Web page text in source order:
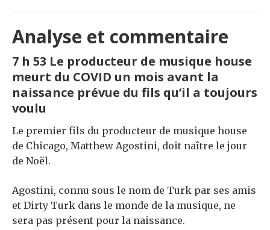
Analyse et commentaire
7 h 53 Le producteur de musique house
meurt du COVID un mois avant la
naissance prévue du fils qu’il a toujours
voulu
Le premier fils du producteur de musique house
de Chicago, Matthew Agostini, doit naître le jour
de Noël.
Agostini, connu sous le nom de Turk par ses amis
et Dirty Turk dans le monde de la musique, ne
sera pas présent pour la naissance.